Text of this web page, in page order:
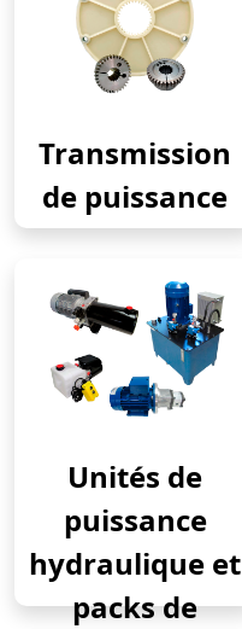
Transmission
de puissance
Unités de
puissance
hydraulique et
packs de